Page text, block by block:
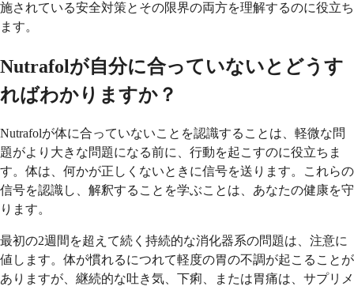
施されている安全対策とその限界の両方を理解するのに役立ち
ます。
Nutrafolが自分に合っていないとどうす
ればわかりますか？
Nutrafolが体に合っていないことを認識することは、軽微な問
題がより大きな問題になる前に、行動を起こすのに役立ちま
す。体は、何かが正しくないときに信号を送ります。これらの
信号を認識し、解釈することを学ぶことは、あなたの健康を守
ります。
最初の2週間を超えて続く持続的な消化器系の問題は、注意に
値します。体が慣れるにつれて軽度の胃の不調が起こることが
ありますが、継続的な吐き気、下痢、または胃痛は、サプリメ